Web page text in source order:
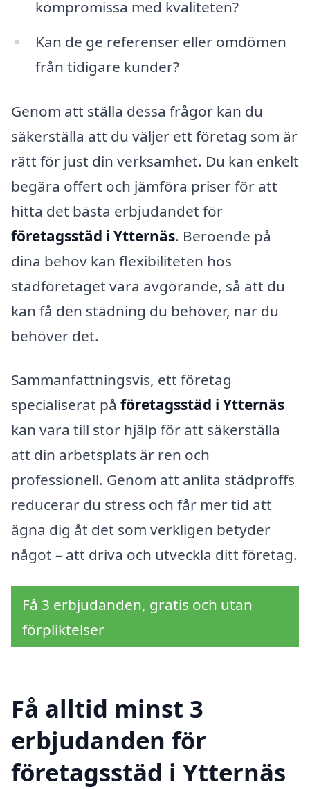
kompromissa med kvaliteten?
Kan de ge referenser eller omdömen
från tidigare kunder?
Genom att ställa dessa frågor kan du
säkerställa att du väljer ett företag som är
rätt för just din verksamhet. Du kan enkelt
begära offert och jämföra priser för att
hitta det bästa erbjudandet för
företagsstäd i Ytternäs. Beroende på
dina behov kan flexibiliteten hos
städföretaget vara avgörande, så att du
kan få den städning du behöver, när du
behöver det.
Sammanfattningsvis, ett företag
specialiserat på företagsstäd i Ytternäs
kan vara till stor hjälp för att säkerställa
att din arbetsplats är ren och
professionell. Genom att anlita städproffs
reducerar du stress och får mer tid att
ägna dig åt det som verkligen betyder
något – att driva och utveckla ditt företag.
Få 3 erbjudanden, gratis och utan
förpliktelser
Få alltid minst 3
erbjudanden för
företagsstäd i Ytternäs